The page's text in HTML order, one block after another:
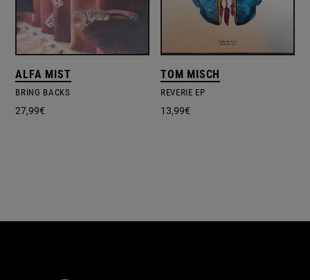
ALFA MIST
BRING BACKS
27,99€
TOM MISCH
REVERIE EP
13,99€